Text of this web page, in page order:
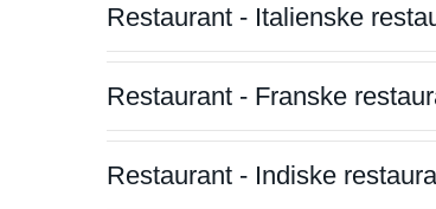
Restaurant - Italienske
Restaurant - Franske
Restaurant - Indiske